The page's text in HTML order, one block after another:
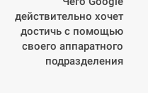
действительно хочет
достичь с помощью
своего аппаратного
подразделения